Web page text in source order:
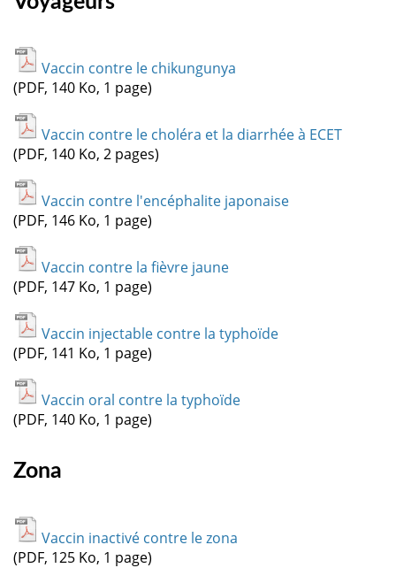
Vaccin contre le chikungunya
(PDF, 140 Ko, 1 page)
Vaccin contre le choléra et la diarrhée à ECET
(PDF, 140 Ko, 2 pages)
Vaccin contre l'encéphalite japonaise
(PDF, 146 Ko, 1 page)
Vaccin contre la fièvre jaune
(PDF, 147 Ko, 1 page)
Vaccin injectable contre la typhoïde
(PDF, 141 Ko, 1 page)
Vaccin oral contre la typhoïde
(PDF, 140 Ko, 1 page)
Zona
Vaccin inactivé contre le zona
(PDF, 125 Ko, 1 page)